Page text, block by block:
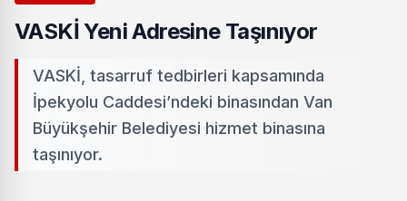
VASKİ Yeni Adresine Taşınıyor
VASKİ, tasarruf tedbirleri kapsamında
İpekyolu Caddesi’ndeki binasından Van
Büyükşehir Belediyesi hizmet binasına
taşınıyor.